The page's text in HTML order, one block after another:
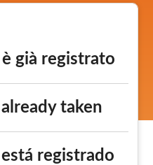
già registrato
taken
registrado